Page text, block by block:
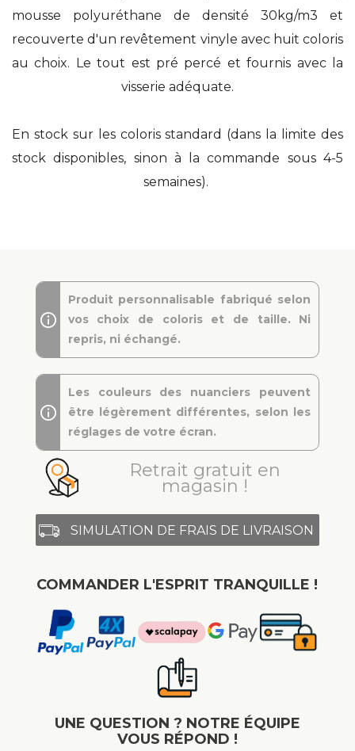
mousse polyuréthane de densité 30kg/m3 et
recouverte d'un revêtement vinyle avec huit coloris
au choix. Le tout est pré percé et fournis avec la
visserie adéquate.
En stock sur les coloris standard (dans la limite des
stock disponibles, sinon à la commande sous 4-5
semaines).
Produit personnalisable fabriqué selon
vos choix de coloris et de taille. Ni
repris, ni échangé.
Les couleurs des nuanciers peuvent
être légèrement différentes, selon les
réglages de votre écran.
Retrait gratuit en
magasin !
SIMULATION DE FRAIS DE LIVRAISON
COMMANDER L'ESPRIT TRANQUILLE !
UNE QUESTION ? NOTRE ÉQUIPE
VOUS RÉPOND !